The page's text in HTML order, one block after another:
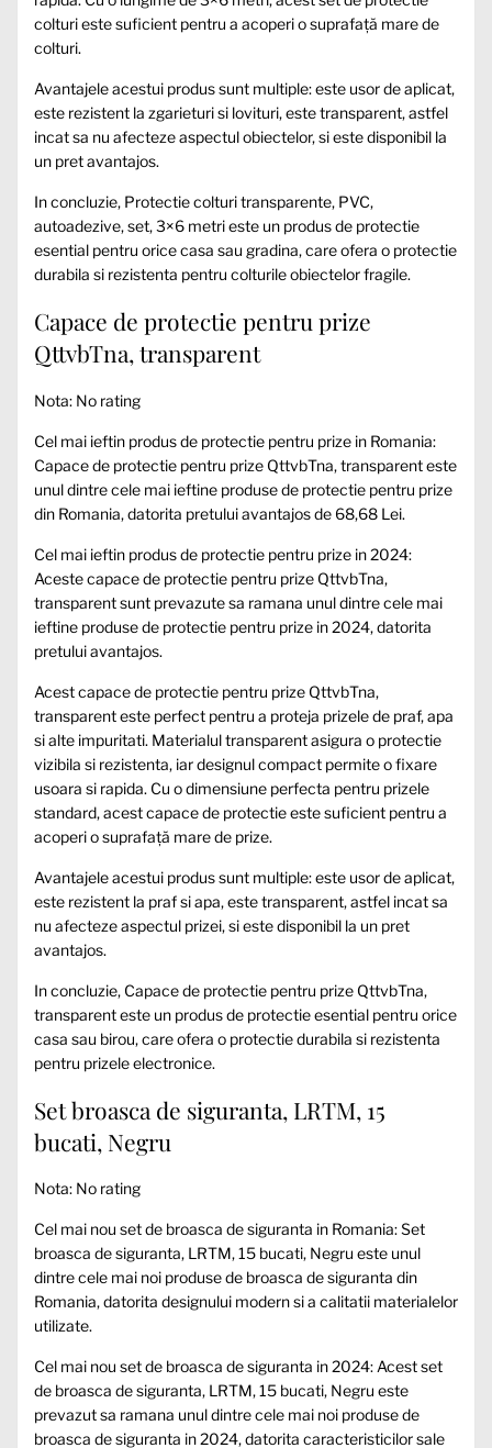
colturi este suficient pentru a acoperi o suprafață mare de
colturi.
Avantajele acestui produs sunt multiple: este usor de aplicat,
este rezistent la zgarieturi si lovituri, este transparent, astfel
incat sa nu afecteze aspectul obiectelor, si este disponibil la
un pret avantajos.
In concluzie, Protectie colturi transparente, PVC,
autoadezive, set, 3×6 metri este un produs de protectie
esential pentru orice casa sau gradina, care ofera o protectie
durabila si rezistenta pentru colturile obiectelor fragile.
Capace de protectie pentru prize
QttvbTna, transparent
Nota: No rating
Cel mai ieftin produs de protectie pentru prize in Romania:
Capace de protectie pentru prize QttvbTna, transparent este
unul dintre cele mai ieftine produse de protectie pentru prize
din Romania, datorita pretului avantajos de 68,68 Lei.
Cel mai ieftin produs de protectie pentru prize in 2024:
Aceste capace de protectie pentru prize QttvbTna,
transparent sunt prevazute sa ramana unul dintre cele mai
ieftine produse de protectie pentru prize in 2024, datorita
pretului avantajos.
Acest capace de protectie pentru prize QttvbTna,
transparent este perfect pentru a proteja prizele de praf, apa
si alte impuritati. Materialul transparent asigura o protectie
vizibila si rezistenta, iar designul compact permite o fixare
usoara si rapida. Cu o dimensiune perfecta pentru prizele
standard, acest capace de protectie este suficient pentru a
acoperi o suprafață mare de prize.
Avantajele acestui produs sunt multiple: este usor de aplicat,
este rezistent la praf si apa, este transparent, astfel incat sa
nu afecteze aspectul prizei, si este disponibil la un pret
avantajos.
In concluzie, Capace de protectie pentru prize QttvbTna,
transparent este un produs de protectie esential pentru orice
casa sau birou, care ofera o protectie durabila si rezistenta
pentru prizele electronice.
Set broasca de siguranta, LRTM, 15
bucati, Negru
Nota: No rating
Cel mai nou set de broasca de siguranta in Romania: Set
broasca de siguranta, LRTM, 15 bucati, Negru este unul
dintre cele mai noi produse de broasca de siguranta din
Romania, datorita designului modern si a calitatii materialelor
utilizate.
Cel mai nou set de broasca de siguranta in 2024: Acest set
de broasca de siguranta, LRTM, 15 bucati, Negru este
prevazut sa ramana unul dintre cele mai noi produse de
broasca de siguranta in 2024, datorita caracteristicilor sale